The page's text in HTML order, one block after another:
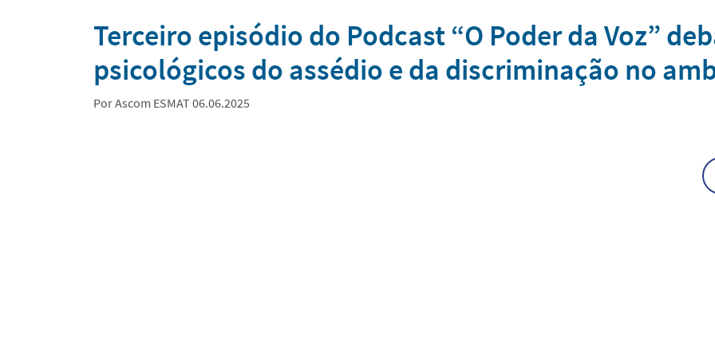
Notícias
Terceiro episódio do Podcast “O Poder da Voz”
psicológicos do assédio e da discriminação no
Por Ascom ESMAT 06.06.2025